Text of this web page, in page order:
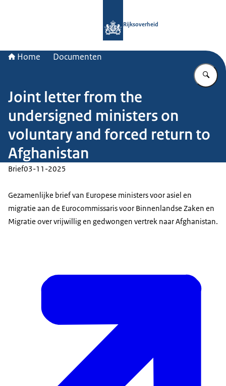
Rijksoverheid
Home Documenten
Joint letter from the
undersigned ministers on
voluntary and forced return to
Afghanistan
Brief03-11-2025
Gezamenlijke brief van Europese ministers voor asiel en
migratie aan de Eurocommissaris voor Binnenlandse Zaken en
Migratie over vrijwillig en gedwongen vertrek naar Afghanistan.